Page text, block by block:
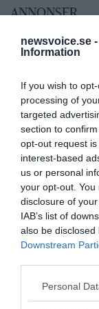
newsvoice.se -
Information
If you wish to
processing of
targeted
section to
opt-out request
interest-based
us or personal
your opt-out.
disclosure of
IAB’s list of
also be
Downstream
Please note that
Personal
ANNONSER